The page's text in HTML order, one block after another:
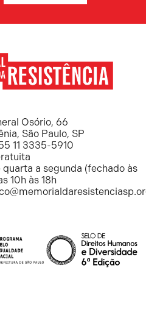
Osório, 66
São Paulo, SP
11 3335-5910
a segunda (fechado às
10h às 18h